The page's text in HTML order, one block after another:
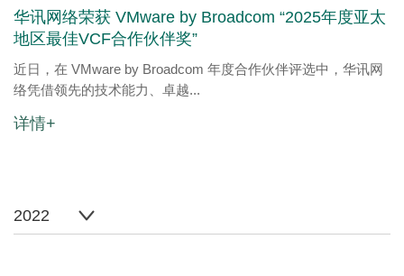
华讯网络荣获 VMware by Broadcom “2025年度亚太
地区最佳VCF合作伙伴奖”
近日，在 VMware by Broadcom 年度合作伙伴评选中，华讯网
络凭借领先的技术能力、卓越...
详情+
2022